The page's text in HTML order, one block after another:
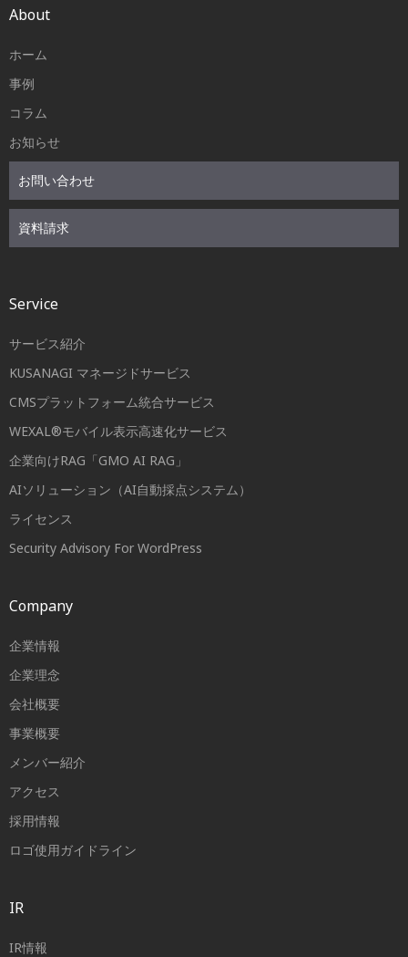
About
ホーム
事例
コラム
お知らせ
お問い合わせ
資料請求
Service
サービス紹介
KUSANAGI マネージドサービス
CMSプラットフォーム統合サービス
WEXAL®モバイル表示高速化サービス
企業向けRAG「GMO AI RAG」
AIソリューション（AI自動採点システム）
ライセンス
Security Advisory For WordPress
Company
企業情報
企業理念
会社概要
事業概要
メンバー紹介
アクセス
採用情報
ロゴ使用ガイドライン
IR
IR情報